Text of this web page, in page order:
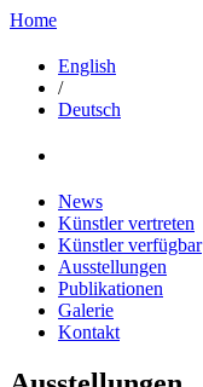
Home
English
/
Deutsch
News
Künstler vertreten
Künstler verfügbar
Ausstellungen
Publikationen
Galerie
Kontakt